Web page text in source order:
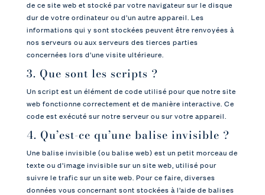
de ce site web et stocké par votre navigateur sur le disque
dur de votre ordinateur ou d’un autre appareil. Les
informations qui y sont stockées peuvent être renvoyées à
nos serveurs ou aux serveurs des tierces parties
concernées lors d’une visite ultérieure.
3. Que sont les scripts ?
Un script est un élément de code utilisé pour que notre site
web fonctionne correctement et de manière interactive. Ce
code est exécuté sur notre serveur ou sur votre appareil.
4. Qu’est-ce qu’une balise invisible ?
Une balise invisible (ou balise web) est un petit morceau de
texte ou d’image invisible sur un site web, utilisé pour
suivre le trafic sur un site web. Pour ce faire, diverses
données vous concernant sont stockées à l’aide de balises